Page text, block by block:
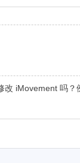
改 iMovement 吗